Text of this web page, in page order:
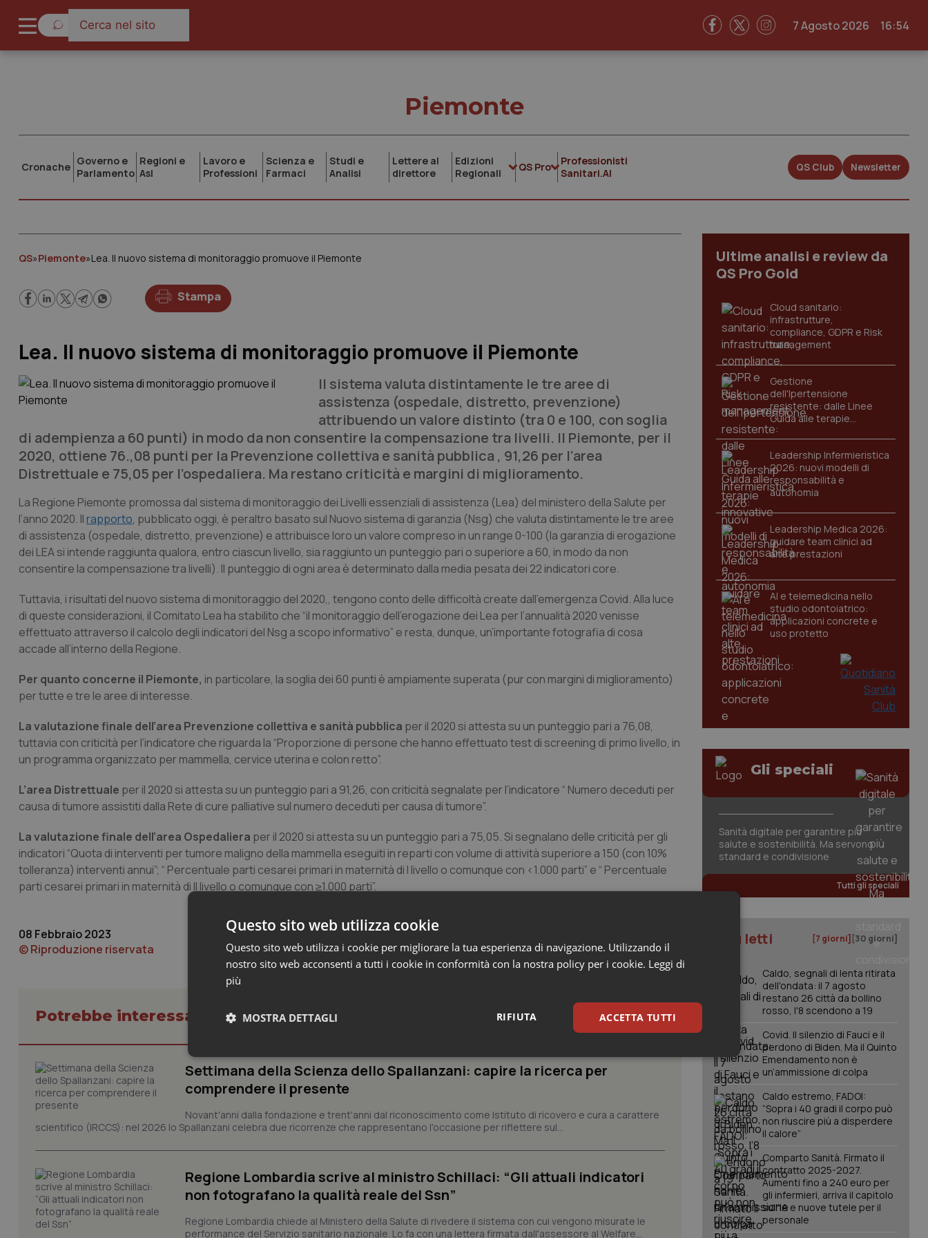
7 Agosto 2026 16:54
Piemonte
Cronache Governo e
Parlamento
Regioni e
Asl
Lavoro e
Professioni
Scienza e
Farmaci
Studi e
Analisi
Lettere al
direttore
Edizioni
Regionali
QS Pro
Professionisti
Sanitari.AI
QS Club Newsletter
QS»Piemonte»Lea. Il nuovo sistema di monitoraggio promuove il Piemonte
Stampa
Lea. Il nuovo sistema di monitoraggio promuove il Piemonte
Il sistema valuta distintamente le tre aree di
assistenza (ospedale, distretto, prevenzione)
attribuendo un valore distinto (tra 0 e 100, con soglia
di adempienza a 60 punti) in modo da non consentire la compensazione tra livelli. Il Piemonte, per il
2020, ottiene 76.,08 punti per la Prevenzione collettiva e sanità pubblica , 91,26 per l’area
Distrettuale e 75,05 per l’ospedaliera. Ma restano criticità e margini di miglioramento.
La Regione Piemonte promossa dal sistema di monitoraggio dei Livelli essenziali di assistenza (Lea) del ministero della Salute per
l’anno 2020. Ilrapporto, pubblicato oggi, è peraltro basato sul Nuovo sistema di garanzia (Nsg) che valuta distintamente le tre aree
di assistenza (ospedale, distretto, prevenzione) e attribuisce loro un valore compreso in un range 0-100 (la garanzia di erogazione
dei LEA si intende raggiunta qualora, entro ciascun livello, sia raggiunto un punteggio pari o superiore a 60, in modo da non
consentire la compensazione tra livelli). Il punteggio di ogni area è determinato dalla media pesata dei 22 indicatori core.
Tuttavia, i risultati del nuovo sistema di monitoraggio del 2020,, tengono conto delle difficoltà create dall’emergenza Covid. Alla luce
di queste considerazioni, il Comitato Lea ha stabilito che “il monitoraggio dell’erogazione dei Lea per l’annualità 2020 venisse
effettuato attraverso il calcolo degli indicatori del Nsg a scopo informativo” e resta, dunque, un’importante fotografia di cosa
accade all’interno della Regione.
Per quanto concerne il Piemonte, in particolare, la soglia dei 60 punti è ampiamente superata (pur con margini di miglioramento)
per tutte e tre le aree di interesse.
La valutazione finale dell’area Prevenzione collettiva e sanità pubblica per il 2020 si attesta su un punteggio pari a 76,08,
tuttavia con criticità per l’indicatore che riguarda la “Proporzione di persone che hanno effettuato test di screening di primo livello, in
un programma organizzato per mammella, cervice uterina e colon retto”.
L’area Distrettuale per il 2020 si attesta su un punteggio pari a 91,26, con criticità segnalate per l’indicatore “ Numero deceduti per
causa di tumore assistiti dalla Rete di cure palliative sul numero deceduti per causa di tumore”.
La valutazione finale dell’area Ospedaliera per il 2020 si attesta su un punteggio pari a 75,05. Si segnalano delle criticità per gli
indicatori “Quota di interventi per tumore maligno della mammella eseguiti in reparti con volume di attività superiore a 150 (con 10%
tolleranza) interventi annui”; “ Percentuale parti cesarei primari in maternità di I livello o comunque con <1.000 parti” e “ Percentuale
parti cesarei primari in maternità di II livello o comunque con ≥1.000 parti”.
08 Febbraio 2023
© Riproduzione riservata
Potrebbe interessarti in Piemonte
Settimana della Scienza dello Spallanzani: capire la ricerca per
comprendere il presente
Novant'anni dalla fondazione e trent'anni dal riconoscimento come Istituto di ricovero e cura a carattere
scientifico (IRCCS): nel 2026 lo Spallanzani celebra due ricorrenze che rappresentano l'occasione per riflettere sul...
Regione Lombardia scrive al ministro Schillaci: “Gli attuali indicatori
non fotografano la qualità reale del Ssn”
Regione Lombardia chiede al Ministero della Salute di rivedere il sistema con cui vengono misurate le
performance del Servizio sanitario nazionale. Lo fa con una lettera firmata dall'assessore al Welfare...
Ultime analisi e review da
QS Pro Gold
Cloud sanitario:
infrastrutture,
compliance, GDPR e Risk
management
Gestione
dell'Ipertensione
resistente: dalle Linee
Guida alle terapie
innovative
Leadership Infermieristica
2026: nuovi modelli di
responsabilità e
autonomia
Leadership Medica 2026:
guidare team clinici ad
alte prestazioni
AI e telemedicina nello
studio odontoiatrico:
applicazioni concrete e
uso protetto
Gli speciali
Sanità digitale per garantire più
salute e sostenibilità. Ma servono
standard e condivisione
Tutti gli speciali
I più letti [7 giorni] [30 giorni]
Caldo, segnali di lenta ritirata
dell'ondata: il 7 agosto
restano 26 città da bollino
rosso, l'8 scendono a 19
Covid. Il silenzio di Fauci e il
perdono di Biden. Ma il Quinto
Emendamento non è
un’ammissione di colpa
Caldo estremo, FADOI:
“Sopra i 40 gradi il corpo può
non riuscire più a disperdere
il calore”
Comparto Sanità. Firmato il
contratto 2025-2027.
Aumenti fino a 240 euro per
gli infermieri, arriva il capitolo
sull'IA e nuove tutele per il
personale
Questo sito web utilizza cookie
Questo sito web utilizza i cookie per migliorare la tua esperienza di navigazione. Utilizzando il
nostro sito web acconsenti a tutti i cookie in conformità con la nostra policy per i cookie. Leggi di
più
ACCETTA TUTTI
RIFIUTA
MOSTRA DETTAGLI
Necessari Statistici Marketing
I cookie necessari contribuiscono a rendere fruibile il sito web abilitandone funzionalità di base quali la navigazione sulle pagine
e l'accesso alle aree protette del sito. Il sito web non è in grado di funzionare correttamente senza questi cookie.
VISITOR_PRIVACY_METADATA
YouTube
5 mesi 4
Questo cookie viene utilizzato per memorizzare le